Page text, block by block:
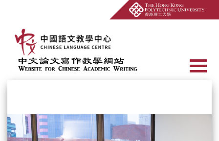
Open Site